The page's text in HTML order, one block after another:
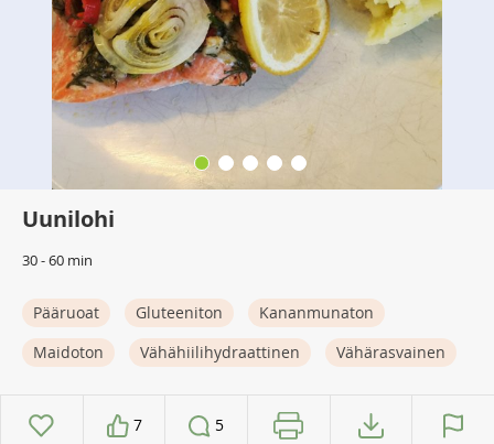
Uunilohi
30 - 60 min
Pääruoat Gluteeniton
Kananmunaton
Maidoton
Vähähiilihydraattinen Vähärasvainen
7 5